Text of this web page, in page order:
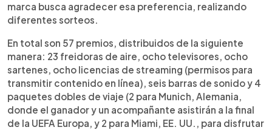
marca busca agradecer esa preferencia, realizando
diferentes sorteos.
En total son 57 premios, distribuidos de la siguiente
manera: 23 freidoras de aire, ocho televisores, ocho
sartenes, ocho licencias de streaming (permisos para
transmitir contenido en línea), seis barras de sonido y 4
paquetes dobles de viaje (2 para Munich, Alemania,
donde el ganador y un acompañante asistirán a la final
de la UEFA Europa, y 2 para Miami, EE. UU., para disfrutar